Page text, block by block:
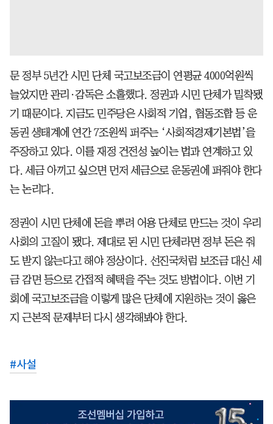
문 정부 5년간 시민 단체 국고보조금이 연평균 4000억원씩
늘었지만 관리·감독은 소홀했다. 정권과 시민 단체가 밀착됐
기 때문이다. 지금도 민주당은 사회적 기업, 협동조합 등 운
동권 생태계에 연간 7조원씩 퍼주는 ‘사회적경제기본법’을
주장하고 있다. 이를 재정 건전성 높이는 법과 연계하고 있
다. 세금 아끼고 싶으면 먼저 세금으로 운동권에 퍼줘야 한다
는 논리다.
정권이 시민 단체에 돈을 뿌려 어용 단체로 만드는 것이 우리
사회의 고질이 됐다. 제대로 된 시민 단체라면 정부 돈은 줘
도 받지 않는다고 해야 정상이다. 선진국처럼 보조금 대신 세
금 감면 등으로 간접적 혜택을 주는 것도 방법이다. 이번 기
회에 국고보조금을 이렇게 많은 단체에 지원하는 것이 옳은
지 근본적 문제부터 다시 생각해봐야 한다.
#사설